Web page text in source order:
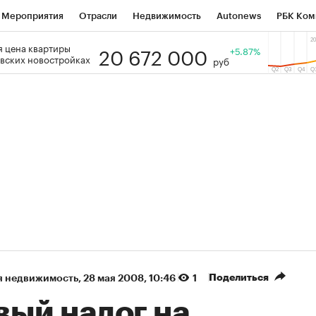
Мероприятия Отрасли Недвижимость Autonews РБК
РБК Образование Тренды
цена квартиры
новостройках
20 672 000 руб
+5.87%
недвижимость⁠, 28 мая 2008, 10:46 1 Поделиться